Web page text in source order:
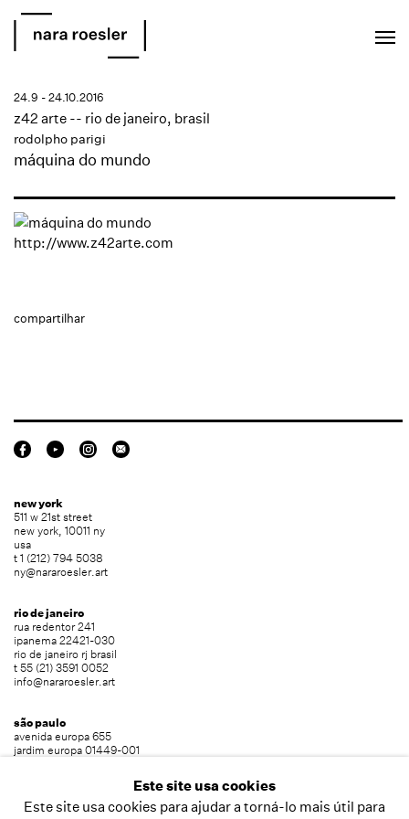
máquina do mundo
rodolpho parigi
z42 arte -- rio de janeiro, brasil
24.9 - 24.10.2016
http://www.z42arte.com
compartilhar
new york
511 w 21st street
new york, 10011 ny
usa
t 1 (212) 794 5038
ny@nararoesler.art
rio de janeiro
rua redentor 241
ipanema 22421-030
rio de janeiro rj brasil
t 55 (21) 3591 0052
info@nararoesler.art
são paulo
avenida europa 655
jardim europa 01449-001
Este site usa cookies
Este site usa cookies para ajudar a torná-lo mais útil para